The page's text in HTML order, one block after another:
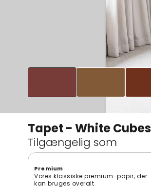
Tapet - White Cubes
Tilgængelig som
Premium
Vores klassiske premium-papir, der
kan bruges overalt